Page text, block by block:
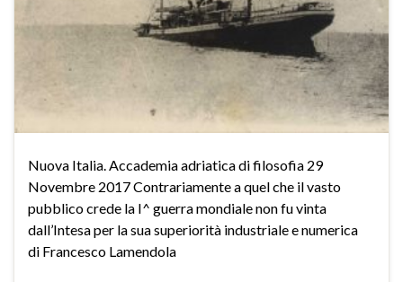
Nuova Italia. Accademia adriatica di filosofia 29
Novembre 2017 Contrariamente a quel che il vasto
pubblico crede la I^ guerra mondiale non fu vinta
dall’Intesa per la sua superiorità industriale e numerica
di Francesco Lamendola